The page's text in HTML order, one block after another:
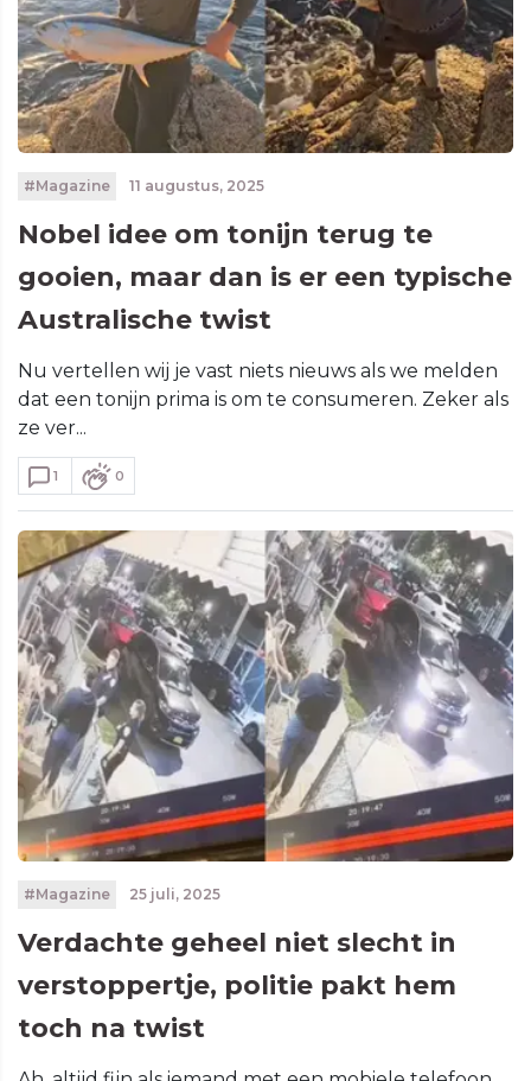
#Magazine 11 augustus, 2025
Nobel idee om tonijn terug te
gooien, maar dan is er een typische
Australische twist
Nu vertellen wij je vast niets nieuws als we melden
dat een tonijn prima is om te consumeren. Zeker als
ze ver...
1 0
#Magazine 25 juli, 2025
Verdachte geheel niet slecht in
verstoppertje, politie pakt hem
toch na twist